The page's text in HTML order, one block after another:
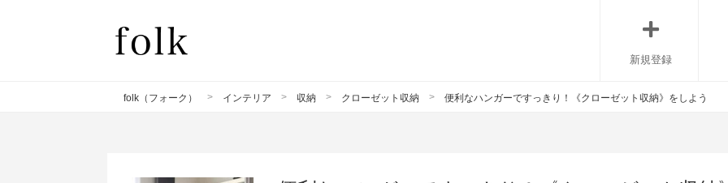
新規登録
folk（フォーク） インテリア 収納 クローゼット収納 便利なハンガーですっきり！《クローゼット収納》をしよう